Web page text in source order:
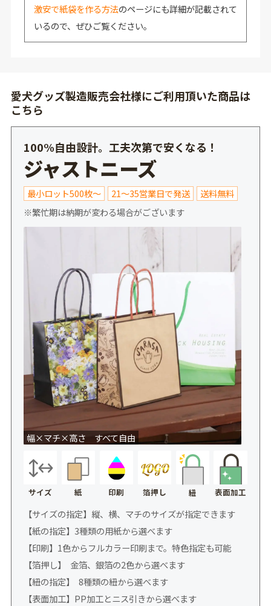
激安で紙袋を作る方法のページにも詳細が記載されて
いるので、ぜひご覧ください。
愛犬グッズ製造販売会社様にご利用頂いた商品は
こちら
100%自由設計。工夫次第で安くなる！
ジャストニーズ
最小ロット500枚～ 21～35営業日で発送
送料無料
※繁忙期は納期が変わる場合がございます
幅×マチ×高さ すべて自由
サイズ 紙 印刷 箔押し 紐 表面加工
【サイズの指定】縦、横、マチのサイズが指定できます
【紙の指定】3種類の用紙から選べます
【印刷】1色からフルカラー印刷まで。特色指定も可能
【箔押し】 金箔、銀箔の2色から選べます
【紐の指定】 8種類の紐から選べます
【表面加工】PP加工とニス引きから選べます